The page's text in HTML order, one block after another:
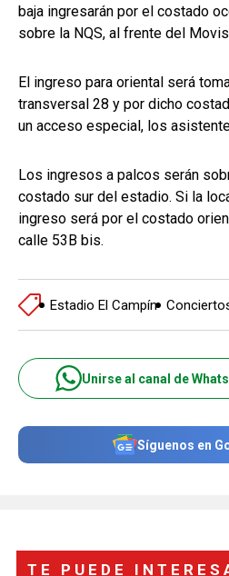
baja ingresarán por el costado
sobre la NQS, al frente del
El ingreso para oriental será
transversal 28 y por dicho
un acceso especial, los
Los ingresos a palcos serán
costado sur del estadio. Si la
ingreso será por el costado
calle 53B bis.
Estadio El Campín
Unirse al canal de
Síguenos en
TE PUEDE